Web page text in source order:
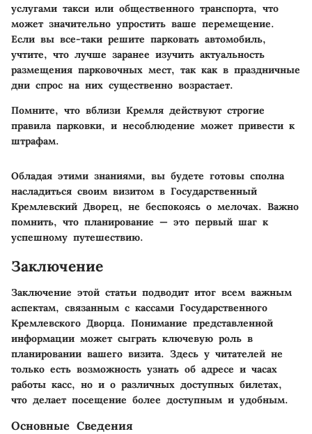
услугами такси или общественного транспорта, что
может значительно упростить ваше перемещение.
Если вы все-таки решите парковать автомобиль,
учтите, что лучше заранее изучить актуальность
размещения парковочных мест, так как в праздничные
дни спрос на них существенно возрастает.
Помните, что вблизи Кремля действуют строгие
правила парковки, и несоблюдение может привести к
штрафам.
Обладая этими знаниями, вы будете готовы сполна
насладиться своим визитом в Государственный
Кремлевский Дворец, не беспокоясь о мелочах. Важно
помнить, что планирование — это первый шаг к
успешному путешествию.
Заключение
Заключение этой статьи подводит итог всем важным
аспектам, связанным с кассами Государственного
Кремлевского Дворца. Понимание представленной
информации может сыграть ключевую роль в
планировании вашего визита. Здесь у читателей не
только есть возможность узнать об адресе и часах
работы касс, но и о различных доступных билетах,
что делает посещение более доступным и удобным.
Основные Сведения